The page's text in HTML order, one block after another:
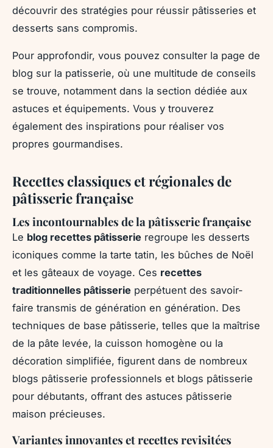
découvrir des stratégies pour réussir pâtisseries et
desserts sans compromis.
Pour approfondir, vous pouvez consulter la page de
blog sur la patisserie, où une multitude de conseils
se trouve, notamment dans la section dédiée aux
astuces et équipements. Vous y trouverez
également des inspirations pour réaliser vos
propres gourmandises.
Recettes classiques et régionales de
pâtisserie française
Les incontournables de la pâtisserie française
Le blog recettes pâtisserie regroupe les desserts
iconiques comme la tarte tatin, les bûches de Noël
et les gâteaux de voyage. Ces recettes
traditionnelles pâtisserie perpétuent des savoir-
faire transmis de génération en génération. Des
techniques de base pâtisserie, telles que la maîtrise
de la pâte levée, la cuisson homogène ou la
décoration simplifiée, figurent dans de nombreux
blogs pâtisserie professionnels et blogs pâtisserie
pour débutants, offrant des astuces pâtisserie
maison précieuses.
Variantes innovantes et recettes revisitées